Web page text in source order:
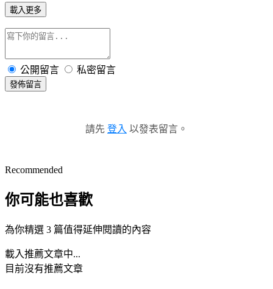
載入更多
公開留言 私密留言
發佈留言
請先 登入 以發表留言。
Recommended
你可能也喜歡
為你精選 3 篇值得延伸閱讀的內容
載入推薦文章中...
目前沒有推薦文章